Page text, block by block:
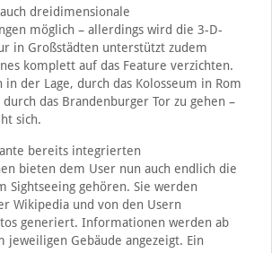
dreidimensionale
möglich – allerdings wird die 3-D-
in Großstädten unterstützt zudem
komplett auf das Feature verzichten.
der Lage, durch das Kolosseum in Rom
das Brandenburger Tor zu gehen –
sich.
bereits integrierten
bieten dem User nun auch endlich die
Sightseeing gehören. Sie werden
Wikipedia und von den Usern
generiert. Informationen werden ab
Gebäude angezeigt. Ein